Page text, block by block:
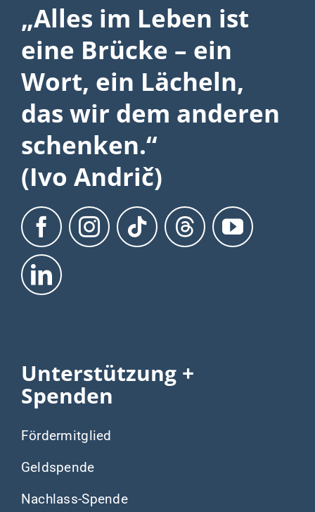
„Alles im Leben ist
eine Brücke – ein
Wort, ein Lächeln,
das wir dem anderen
schenken.“
(Ivo Andrič)
Unterstützung +
Spenden
Fördermitglied
Geldspende
Nachlass-Spende